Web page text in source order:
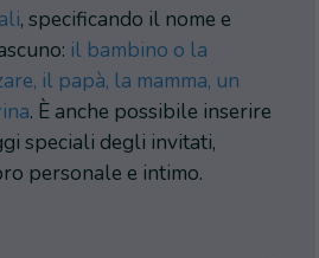
, specificando il nome e
il bambino o la
il papà, la mamma, un
. È anche possibile inserire
speciali degli invitati,
personale e intimo.